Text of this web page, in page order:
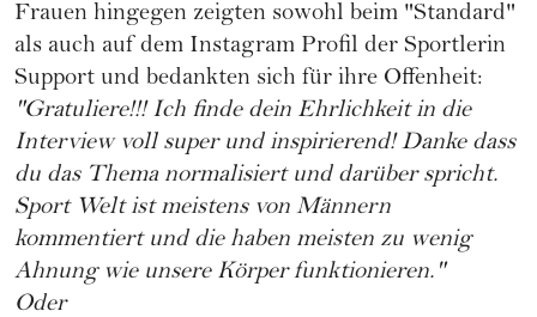
Frauen hingegen zeigten sowohl beim "Standard"
als auch auf dem Instagram Profil der Sportlerin
Support und bedankten sich für ihre Offenheit:
"Gratuliere!!! Ich finde dein Ehrlichkeit in die
Interview voll super und inspirierend! Danke dass
du das Thema normalisiert und darüber spricht.
Sport Welt ist meistens von Männern
kommentiert und die haben meisten zu wenig
Ahnung wie unsere Körper funktionieren."
Oder